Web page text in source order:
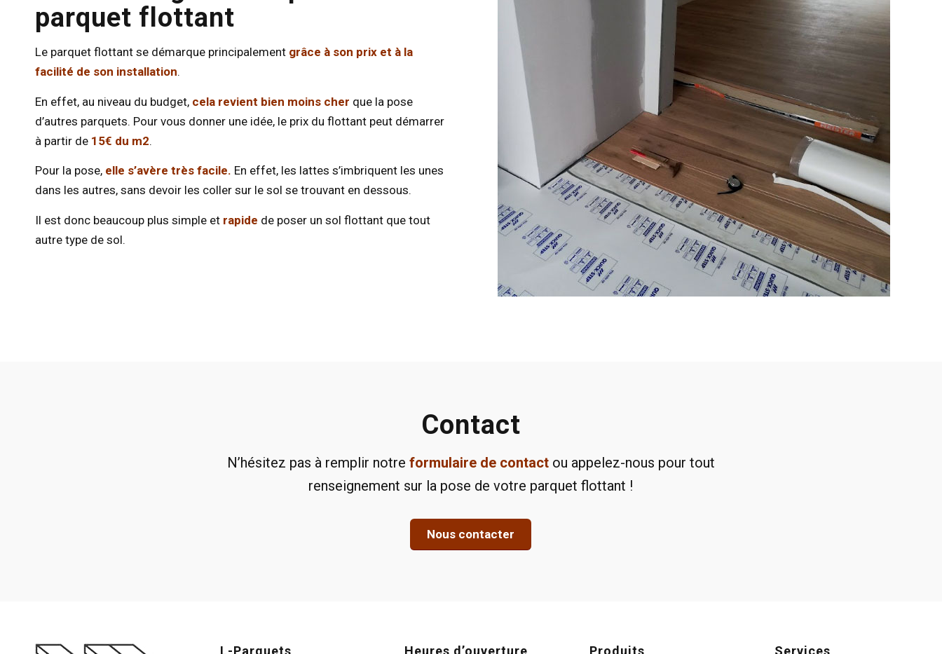
parquet flottant
Le parquet flottant se démarque principalement grâce à son prix et à la
facilité de son installation.
En effet, au niveau du budget, cela revient bien moins cher que la pose
d’autres parquets. Pour vous donner une idée, le prix du flottant peut démarrer
à partir de 15€ du m2.
Pour la pose, elle s’avère très facile. En effet, les lattes s’imbriquent les unes
dans les autres, sans devoir les coller sur le sol se trouvant en dessous.
Il est donc beaucoup plus simple et rapide de poser un sol flottant que tout
autre type de sol.
Contact
N’hésitez pas à remplir notre formulaire de contactou appelez-nous pour tout
renseignement sur la pose de votre parquet flottant !
Nous contacter
L-Parquets Heures d’ouverture Produits Services